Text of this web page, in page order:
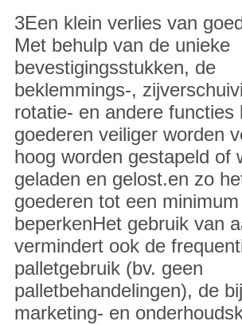
3Een klein verlies van
Met behulp van de unieke
bevestigingsstukken, de
beklemmings-,
rotatie- en andere functies
goederen veiliger worden
hoog worden gestapeld of
geladen en gelost.en zo
goederen tot een minimum
beperkenHet gebruik van
vermindert ook de
palletgebruik (bv. geen
palletbehandelingen), de
marketing- en